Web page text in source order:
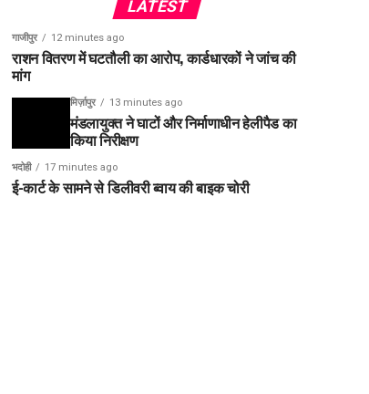
LATEST
गाजीपुर 12 minutes ago
राशन वितरण में घटतौली का आरोप, कार्डधारकों ने जांच की
मांग
मिर्ज़ापुर 13 minutes ago
मंडलायुक्त ने घाटों और निर्माणाधीन हेलीपैड का
किया निरीक्षण
भदोही 17 minutes ago
ई-कार्ट के सामने से डिलीवरी ब्वाय की बाइक चोरी